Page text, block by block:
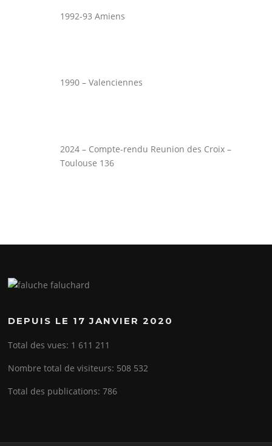
1992-93 Amiens
1990 – Valenciennes
2024 – Compte-rendu Reunion des Croix –
Toulouse 136
DEPUIS LE 17 JANVIER 2020
Total des vues: 1 611 211
Nombre total de visiteurs: 508 532
Total des publications:786